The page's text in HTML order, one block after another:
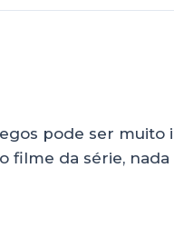
pode ser muito
filme da série,